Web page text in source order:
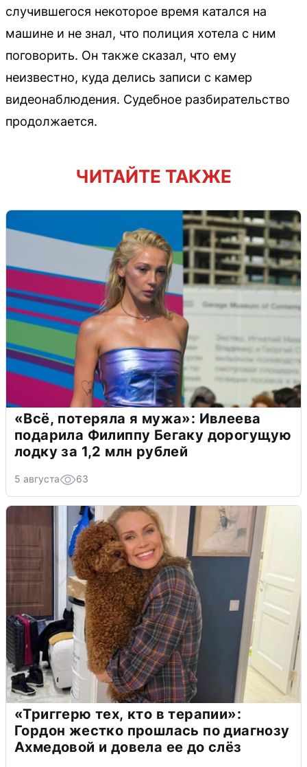
случившегося некоторое время катался на
машине и не знал, что полиция хотела с ним
поговорить. Он также сказал, что ему
неизвестно, куда делись записи с камер
видеонаблюдения. Судебное разбирательство
продолжается.
ЧИТАЙТЕ ТАКЖЕ
«Всё, потеряла я мужа»: Ивлеева
подарила Филиппу Бегаку дорогущую
лодку за 1,2 млн рублей
5 августа 63
«Триггерю тех, кто в терапии»:
Гордон жестко прошлась по диагнозу
Ахмедовой и довела ее до слёз